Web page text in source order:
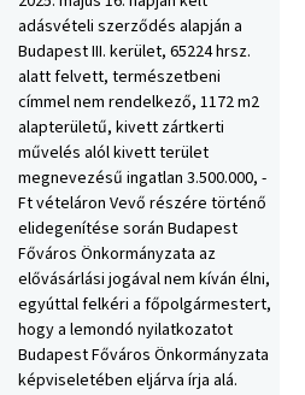
adásvételi szerződés alapján a
Budapest III. kerület, 65224 hrsz.
alatt felvett, természetbeni
címmel nem rendelkező, 1172 m2
alapterületű, kivett zártkerti
művelés alól kivett terület
megnevezésű ingatlan 3.500.000, -
Ft vételáron Vevő részére történő
elidegenítése során Budapest
Főváros Önkormányzata az
elővásárlási jogával nem kíván élni,
egyúttal felkéri a főpolgármestert,
hogy a lemondó nyilatkozatot
Budapest Főváros Önkormányzata
képviseletében eljárva írja alá.